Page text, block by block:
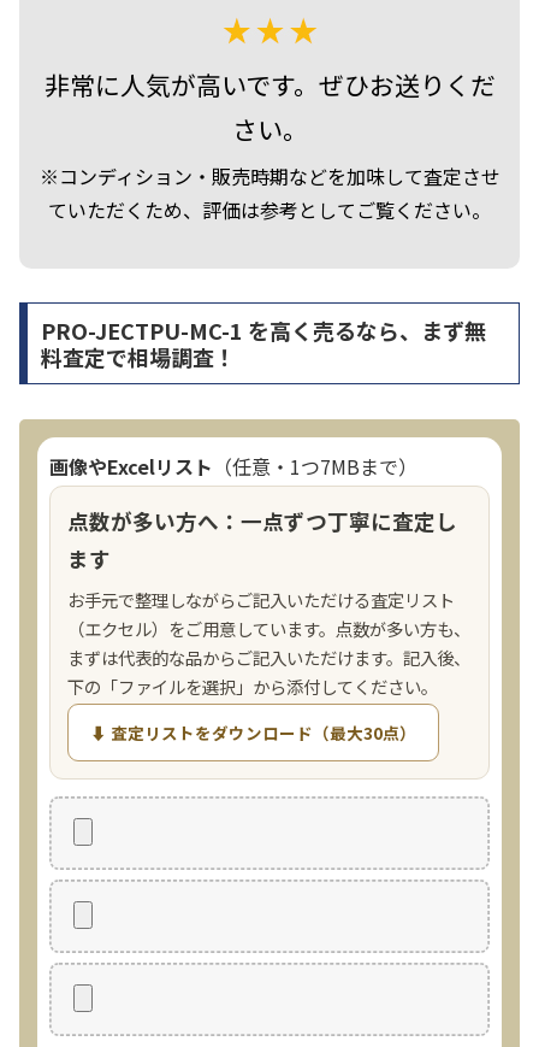
非常に人気が高いです。ぜひお送りくだ
さい。
※コンディション・販売時期などを加味して査定させ
ていただくため、評価は参考としてご覧ください。
PRO-JECTPU-MC-1 を高く売るなら、まず無
料査定で相場調査！
画像やExcelリスト （任意・1つ7MBまで）
点数が多い方へ：一点ずつ丁寧に査定し
ます
お手元で整理しながらご記入いただける査定リスト
（エクセル）をご用意しています。点数が多い方も、
まずは代表的な品からご記入いただけます。記入後、
下の「ファイルを選択」から添付してください。
⬇ 査定リストをダウンロード（最大30点）